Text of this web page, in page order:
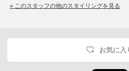
» このスタッフの他のスタイリングを見る
お気に入